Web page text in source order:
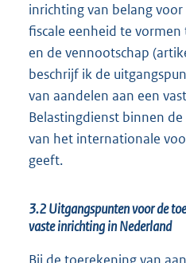
inrichting van belang
fiscale eenheid te
en de vennootschap
beschrijf ik de
van aandelen aan een
Belastingdienst binnen
van het internationale
geeft.
3.2 Uitgangspunten voor de
vaste inrichting in Nederland